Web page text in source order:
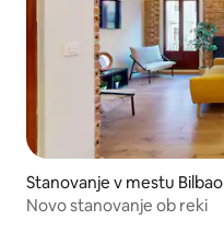
Stanovanje v mestu Bilbao
Novo stanovanje ob reki